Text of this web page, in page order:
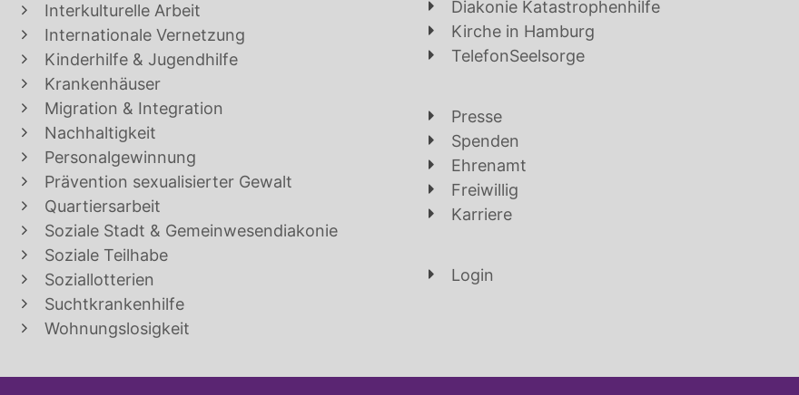
Interkulturelle Arbeit
Internationale Vernetzung
Kinderhilfe & Jugendhilfe
Krankenhäuser
Migration & Integration
Nachhaltigkeit
Personalgewinnung
Prävention sexualisierter Gewalt
Quartiersarbeit
Soziale Stadt & Gemeinwesendiakonie
Soziale Teilhabe
Soziallotterien
Suchtkrankenhilfe
Wohnungslosigkeit
Diakonie Katastrophenhilfe
Kirche in Hamburg
TelefonSeelsorge
Presse
Spenden
Ehrenamt
Freiwillig
Karriere
Login